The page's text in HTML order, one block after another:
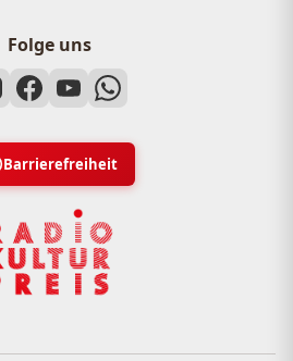
Folge uns
Barrierefreiheit